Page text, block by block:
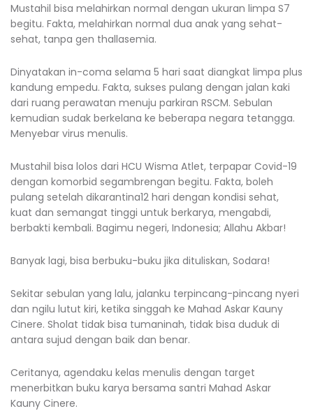
Mustahil bisa melahirkan normal dengan ukuran limpa S7
begitu. Fakta, melahirkan normal dua anak yang sehat-
sehat, tanpa gen thallasemia.
Dinyatakan in-coma selama 5 hari saat diangkat limpa plus
kandung empedu. Fakta, sukses pulang dengan jalan kaki
dari ruang perawatan menuju parkiran RSCM. Sebulan
kemudian sudak berkelana ke beberapa negara tetangga.
Menyebar virus menulis.
Mustahil bisa lolos dari HCU Wisma Atlet, terpapar Covid-19
dengan komorbid segambrengan begitu. Fakta, boleh
pulang setelah dikarantina12 hari dengan kondisi sehat,
kuat dan semangat tinggi untuk berkarya, mengabdi,
berbakti kembali. Bagimu negeri, Indonesia; Allahu Akbar!
Banyak lagi, bisa berbuku-buku jika dituliskan, Sodara!
Sekitar sebulan yang lalu, jalanku terpincang-pincang nyeri
dan ngilu lutut kiri, ketika singgah ke Mahad Askar Kauny
Cinere. Sholat tidak bisa tumaninah, tidak bisa duduk di
antara sujud dengan baik dan benar.
Ceritanya, agendaku kelas menulis dengan target
menerbitkan buku karya bersama santri Mahad Askar
Kauny Cinere.